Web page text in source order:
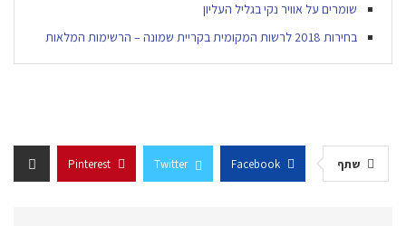
שומרים על אוויר נקי בגליל העליון
בחירות 2018 לרשות המקומית בקריית שמונה – הרשימות המלאות
שתף Facebook
Twitter
Pinterest